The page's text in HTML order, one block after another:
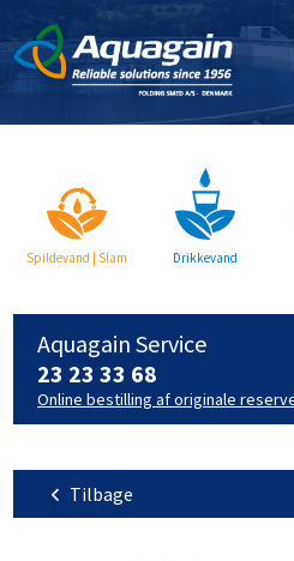
Aquagain Service
23 23 33 68
Online bestilling af originale
Spildevand | Slam Drikkevand
Tilbage